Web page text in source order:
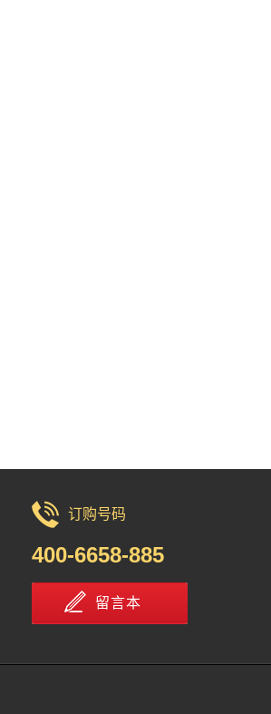
订购号码
400-6658-885
留言本